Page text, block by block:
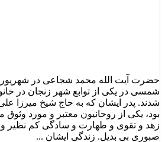
شمسی در یکی از توابع شهر زنجان در
شدند. پدر ایشان که به حاج شیخ میرزا
بود، یکی از روحانیون معتبر و مورد وثوق
زهد و تقوی و طهارت و سادگی کم نظیر
صبوری بی بدیل. زندگی ایشان ...